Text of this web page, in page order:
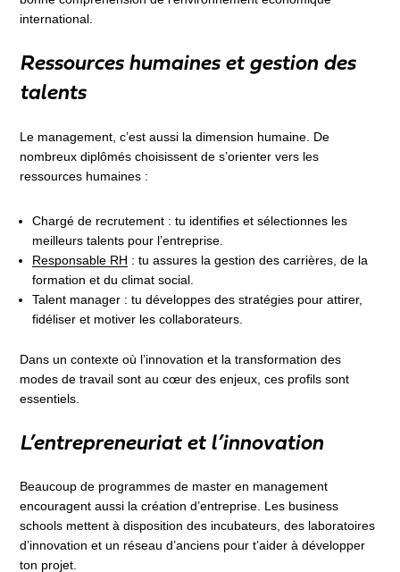
international.
Ressources humaines et gestion des
talents
Le management, c’est aussi la dimension humaine. De
nombreux diplômés choisissent de s’orienter vers les
ressources humaines :
Chargé de recrutement : tu identifies et sélectionnes les
meilleurs talents pour l’entreprise.
Responsable RH : tu assures la gestion des carrières, de la
formation et du climat social.
Talent manager : tu développes des stratégies pour attirer,
fidéliser et motiver les collaborateurs.
Dans un contexte où l’innovation et la transformation des
modes de travail sont au cœur des enjeux, ces profils sont
essentiels.
L’entrepreneuriat et l’innovation
Beaucoup de programmes de master en management
encouragent aussi la création d’entreprise. Les business
schools mettent à disposition des incubateurs, des laboratoires
d’innovation et un réseau d’anciens pour t’aider à développer
ton projet.